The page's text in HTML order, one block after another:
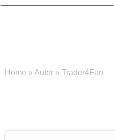
Home » Autor » Trader4Fun